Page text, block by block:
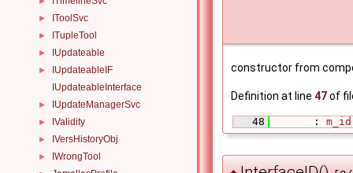
► IToolSvc
► ITupleTool
► IUpdateable
►
IUpdateableIF
IUpdateableInterface
► IUpdateManagerSvc
► IValidity
► IVersHistoryObj
► IWrongTool
constructor from
Definition at line 47of
   48
: m_id